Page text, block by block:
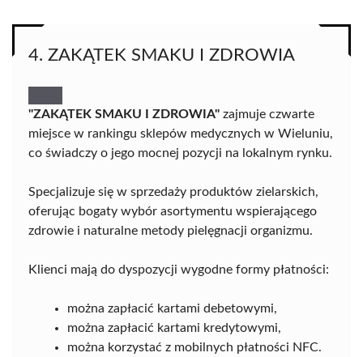
4. ZAKĄTEK SMAKU I ZDROWIA
"ZAKĄTEK SMAKU I ZDROWIA" zajmuje czwarte
miejsce w rankingu sklepów medycznych w Wieluniu,
co świadczy o jego mocnej pozycji na lokalnym rynku.
Specjalizuje się w sprzedaży produktów zielarskich,
oferując bogaty wybór asortymentu wspierającego
zdrowie i naturalne metody pielęgnacji organizmu.
Klienci mają do dyspozycji wygodne formy płatności:
można zapłacić kartami debetowymi,
można zapłacić kartami kredytowymi,
można korzystać z mobilnych płatności NFC.